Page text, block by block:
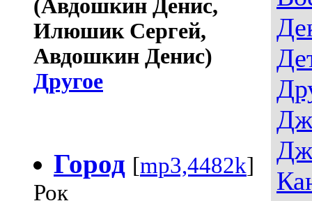
(Авдошкин Денис,
Илюшик Сергей,
Авдошкин Денис)
Другое
Город [mp3,4482k]
Рок